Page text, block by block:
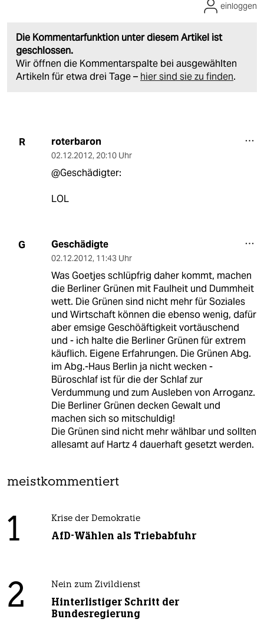
Die Kommentarfunktion unter diesem Artikel ist
geschlossen.
Wir öffnen die Kommentarspalte bei ausgewählten
Artikeln für etwa drei Tage – hier sind sie zu finden.
einloggen
R roterbaron
02.12.2012, 20:10 Uhr
@Geschädigter:
LOL
G Geschädigte
02.12.2012, 11:43 Uhr
Was Goetjes schlüpfrig daher kommt, machen
die Berliner Grünen mit Faulheit und Dummheit
wett. Die Grünen sind nicht mehr für Soziales
und Wirtschaft können die ebenso wenig, dafür
aber emsige Geschöäftigkeit vortäuschend
und - ich halte die Berliner Grünen für extrem
käuflich. Eigene Erfahrungen. Die Grünen Abg.
im Abg.-Haus Berlin ja nicht wecken -
Büroschlaf ist für die der Schlaf zur
Verdummung und zum Ausleben von Arroganz.
Die Berliner Grünen decken Gewalt und
machen sich so mitschuldig!
Die Grünen sind nicht mehr wählbar und sollten
allesamt auf Hartz 4 dauerhaft gesetzt werden.
meistkommentiert
1 Krise der Demokratie
AfD-Wählen als Triebabfuhr
2 Nein zum Zivildienst
Hinterlistiger Schritt der
Bundesregierung